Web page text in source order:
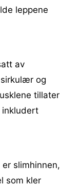
leppene
av
og
tillater
inkludert
slimhinnen,
som kler